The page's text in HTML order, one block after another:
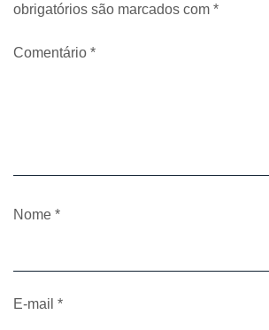
obrigatórios são marcados com *
Comentário *
Nome *
E-mail *